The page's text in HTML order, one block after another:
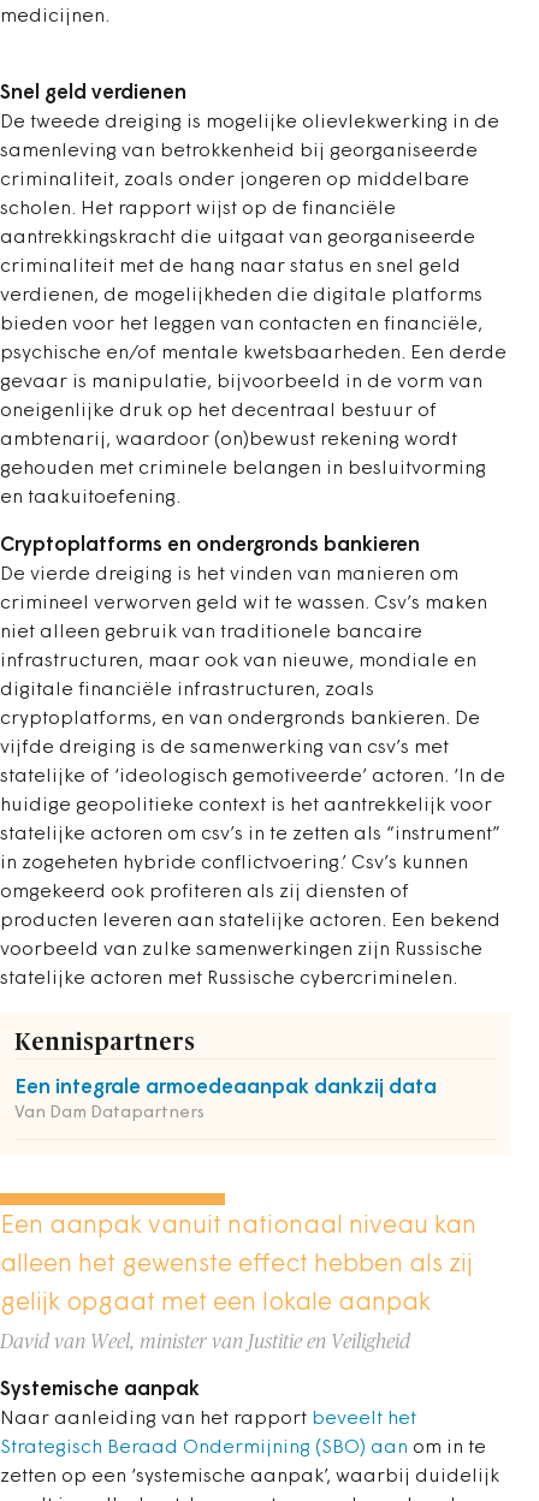
medicijnen.
Snel geld verdienen
De tweede dreiging is mogelijke olievlekwerking in de
samenleving van betrokkenheid bij georganiseerde
criminaliteit, zoals onder jongeren op middelbare
scholen. Het rapport wijst op de financiële
aantrekkingskracht die uitgaat van georganiseerde
criminaliteit met de hang naar status en snel geld
verdienen, de mogelijkheden die digitale platforms
bieden voor het leggen van contacten en financiële,
psychische en/of mentale kwetsbaarheden. Een derde
gevaar is manipulatie, bijvoorbeeld in de vorm van
oneigenlijke druk op het decentraal bestuur of
ambtenarij, waardoor (on)bewust rekening wordt
gehouden met criminele belangen in besluitvorming
en taakuitoefening.
Cryptoplatforms en ondergronds bankieren
De vierde dreiging is het vinden van manieren om
crimineel verworven geld wit te wassen. Csv’s maken
niet alleen gebruik van traditionele bancaire
infrastructuren, maar ook van nieuwe, mondiale en
digitale financiële infrastructuren, zoals
cryptoplatforms, en van ondergronds bankieren. De
vijfde dreiging is de samenwerking van csv’s met
statelijke of ‘ideologisch gemotiveerde’ actoren. ‘In de
huidige geopolitieke context is het aantrekkelijk voor
statelijke actoren om csv’s in te zetten als “instrument”
in zogeheten hybride conflictvoering.’ Csv’s kunnen
omgekeerd ook profiteren als zij diensten of
producten leveren aan statelijke actoren. Een bekend
voorbeeld van zulke samenwerkingen zijn Russische
statelijke actoren met Russische cybercriminelen.
Kennispartners
Een integrale armoedeaanpak dankzij data
Van Dam Datapartners
Een aanpak vanuit nationaal niveau kan
alleen het gewenste effect hebben als zij
gelijk opgaat met een lokale aanpak
David van Weel, minister van Justitie en Veiligheid
Systemische aanpak
Naar aanleiding van het rapport beveelt het
Strategisch Beraad Ondermijning (SBO) aan om in te
zetten op een ‘systemische aanpak’, waarbij duidelijk